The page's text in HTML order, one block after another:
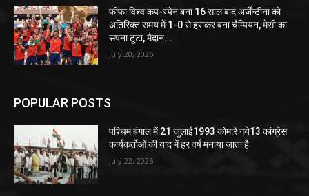
फीफा विश्व कप-स्पेन बना 16 साल बाद अर्जेन्टीना को
अतिरिक्त समय में 1-0 से हराकर बना चैम्पियन, मेसी का
सपना टूटा, मैदान...
July 20, 2026
POPULAR POSTS
पश्चिम बंगाल में 21 जुलाई1993 कोमारे गये13 कांग्रेस
कार्यकर्तोओं की याद में हर वर्ष मनाया जाता है
July 22, 2026